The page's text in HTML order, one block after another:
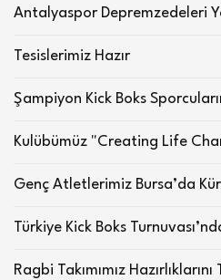
Antalyaspor Depremzedeleri
Tesislerimiz Hazır
Şampiyon Kick Boks
Kulübümüz "Creating Life
Genç Atletlerimiz Bursa’da
Türkiye Kick Boks
Ragbi Takımımız